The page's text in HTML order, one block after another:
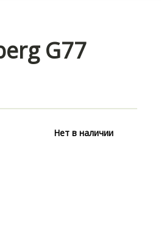
G77
Нет в наличии